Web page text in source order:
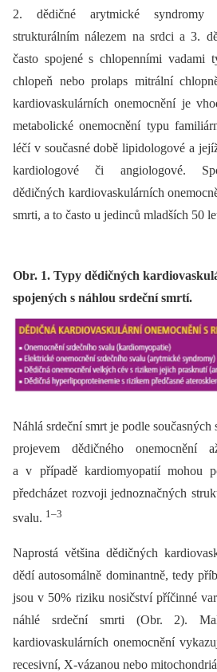
2. dědičné arytmické syndromy
strukturálním nálezem na srdci a 3.
často spojené s chlopenními vadami
chlopeň nebo prolaps mitrální
kardiovaskulárních onemocnění je
metabolické onemocnění typu
léčí v současné době lipidologové a
kardiologové či angiologové.
dědičných kardiovaskulárních
smrti, a to často u jedinců mladších 50
Obr. 1. Typy dědičných
spojených s náhlou srdeční smrtí.
Náhlá srdeční smrt je podle
projevem dědičného
a v případě kardiomyopatií mohou
předcházet rozvoji jednoznačných
svalu. 1–3
Naprostá většina dědičných
dědí autosomálně dominantně, tedy
jsou v 50% riziku nosičství příčinné
náhlé srdeční smrti (Obr. 2).
kardiovaskulárních onemocnění
recesivní, X-vázanou nebo